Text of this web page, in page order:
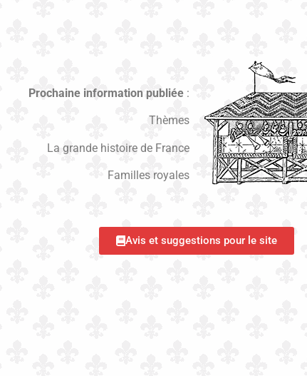
Prochaine information publiée :
Thèmes
La grande histoire de France
Familles royales
Avis et suggestions pour le site